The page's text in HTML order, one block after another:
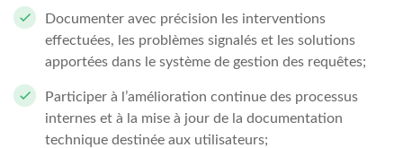
Documenter avec précision les interventions
effectuées, les problèmes signalés et les solutions
apportées dans le système de gestion des requêtes;
Participer à l’amélioration continue des processus
internes et à la mise à jour de la documentation
technique destinée aux utilisateurs;